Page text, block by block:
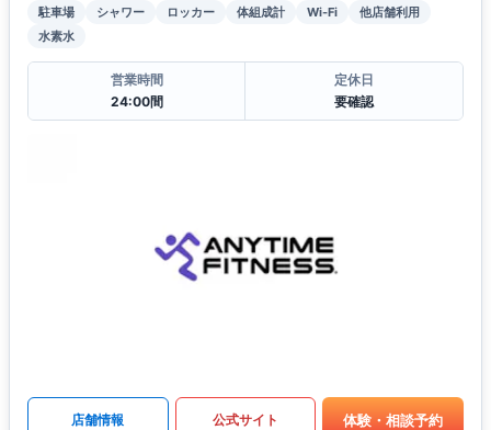
駐車場 シャワー ロッカー 体組成計 Wi-Fi
他店舗利用
水素水
営業時間
24:00間
定休日
要確認
店舗情報 公式サイト 体験・相談予約